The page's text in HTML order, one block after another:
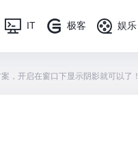
IT 极客 娱乐
，开启在窗口下显示阴影就可以了！